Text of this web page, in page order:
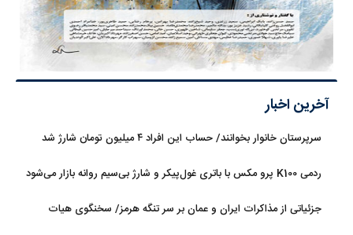
آخرین اخبار
سرپرستان خانوار بخوانند/ حساب این افراد ۴ میلیون تومان شارژ شد
ردمی K100 پرو مکس با باتری غول‌پیکر و شارژ بی‌سیم روانه بازار می‌شود
جزئیاتی از مذاکرات ایران و عمان بر سر تنگه هرمز/ سخنگوی هیات